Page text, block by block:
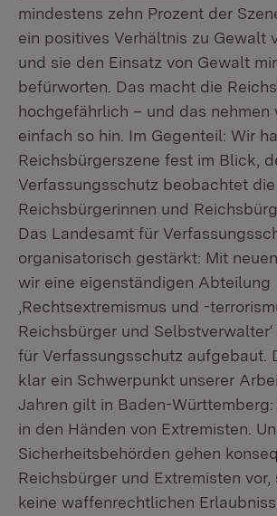
mindestens zehn Prozent der
ein positives Verhältnis zu Gewalt
und sie den Einsatz von Gewalt
befürworten. Das macht die
hochgefährlich – und das nehmen
einfach so hin. Im Gegenteil: Wir
Reichsbürgerszene fest im Blick,
Verfassungsschutz beobachtet die
Reichsbürgerinnen und
Das Landesamt für
organisatorisch gestärkt: Mit
wir eine eigenständigen Abteilung
‚Rechtsextremismus und -
Reichsbürger und
für Verfassungsschutz aufgebaut.
klar ein Schwerpunkt unserer
Jahren gilt in Baden-Württemberg:
in den Händen von Extremisten.
Sicherheitsbehörden gehen
Reichsbürger und Extremisten vor,
keine waffenrechtlichen